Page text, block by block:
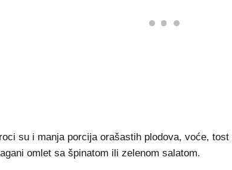
su i manja porcija orašastih plodova, voće,
omlet sa špinatom ili zelenom salatom.